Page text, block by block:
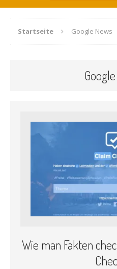
Startseite Google News
Wie man Fakten